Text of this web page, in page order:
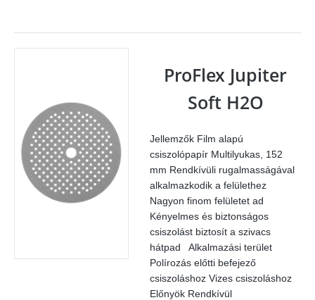
multilyukas
ProFlex Jupiter
Soft H2O
Jellemzők Film alapú
csiszolópapír Multilyukas, 152
mm Rendkívüli rugalmasságával
alkalmazkodik a felülethez
Nagyon finom felületet ad
Kényelmes és biztonságos
csiszolást biztosít a szivacs
hátpad Alkalmazási terület
Polírozás előtti befejező
csiszoláshoz Vizes csiszoláshoz
Előnyök Rendkívül